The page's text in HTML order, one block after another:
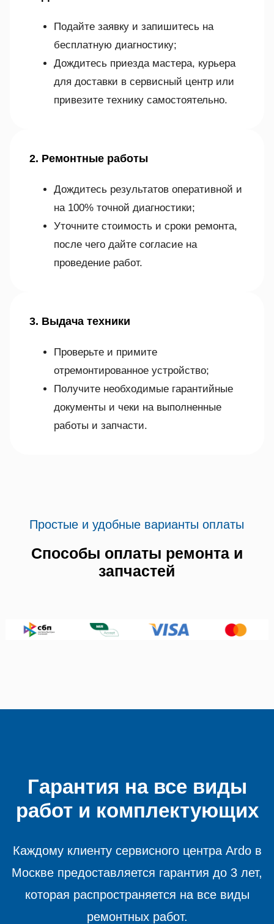
Подайте заявку и запишитесь на
бесплатную диагностику;
Дождитесь приезда мастера, курьера
для доставки в сервисный центр или
привезите технику самостоятельно.
2. Ремонтные работы
Дождитесь результатов оперативной и
на 100% точной диагностики;
Уточните стоимость и сроки ремонта,
после чего дайте согласие на
проведение работ.
3. Выдача техники
Проверьте и примите
отремонтированное устройство;
Получите необходимые гарантийные
документы и чеки на выполненные
работы и запчасти.
Простые и удобные варианты оплаты
Способы оплаты ремонта и
запчастей
Гарантия на все виды
работ и комплектующих
Каждому клиенту сервисного центра Ardo в
Москве предоставляется гарантия до 3 лет,
которая распространяется на все виды
ремонтных работ.